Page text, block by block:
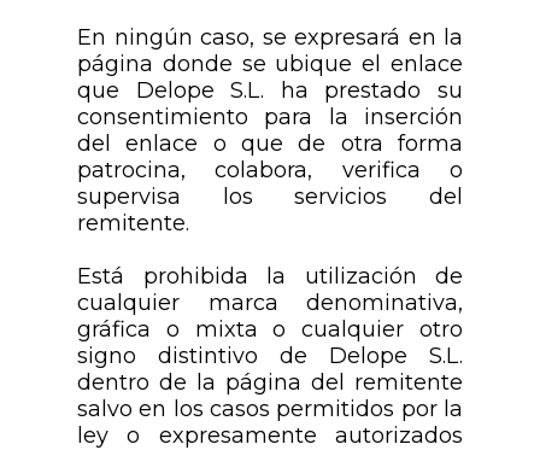
En ningún caso, se expresará en la
página donde se ubique el enlace
que Delope S.L. ha prestado su
consentimiento para la inserción
del enlace o que de otra forma
patrocina, colabora, verifica o
supervisa los servicios del
remitente.
Está prohibida la utilización de
cualquier marca denominativa,
gráfica o mixta o cualquier otro
signo distintivo de Delope S.L.
dentro de la página del remitente
salvo en los casos permitidos por la
ley o expresamente autorizados